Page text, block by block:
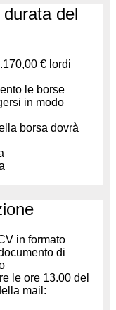
del
€ lordi
le borse
in modo
borsa dovrà
in formato
di
le ore 13.00 del
mail: